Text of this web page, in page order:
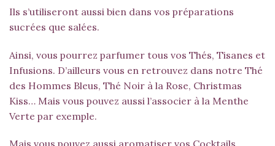
Ils s’utiliseront aussi bien dans vos préparations
sucrées que salées.
Ainsi, vous pourrez parfumer tous vos Thés, Tisanes et
Infusions. D’ailleurs vous en retrouvez dans notre Thé
des Hommes Bleus, Thé Noir à la Rose, Christmas
Kiss… Mais vous pouvez aussi l’associer à la Menthe
Verte par exemple.